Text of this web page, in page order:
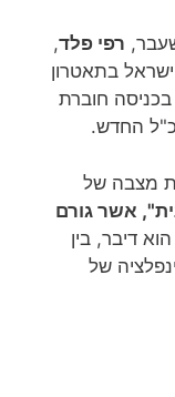
רפי פלד,
בתאטרון
חוברת
החדש.
מצבה של
אשר גורם
דיבר, בין
של